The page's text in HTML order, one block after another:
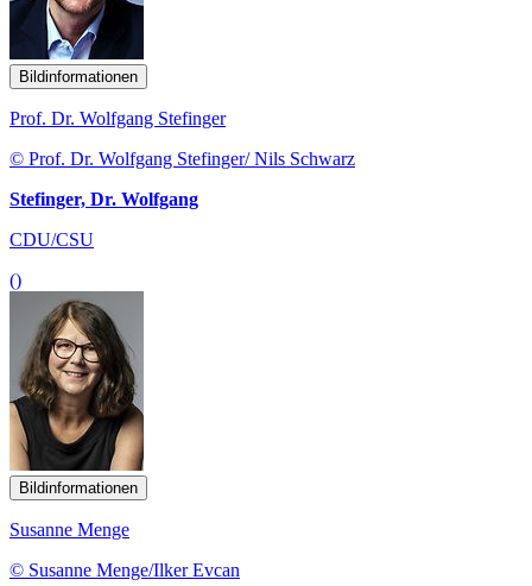
Bildinformationen
Prof. Dr. Wolfgang Stefinger
© Prof. Dr. Wolfgang Stefinger/ Nils Schwarz
Stefinger, Dr. Wolfgang
CDU/CSU
()
Bildinformationen
Susanne Menge
© Susanne Menge/Ilker Evcan